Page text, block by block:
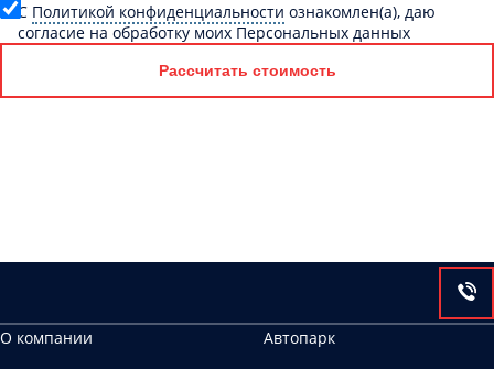
C Политикой конфиденциальности ознакомлен(а), даю
согласие на обработку моих Персональных данных
Рассчитать стоимость
О компании Автопарк